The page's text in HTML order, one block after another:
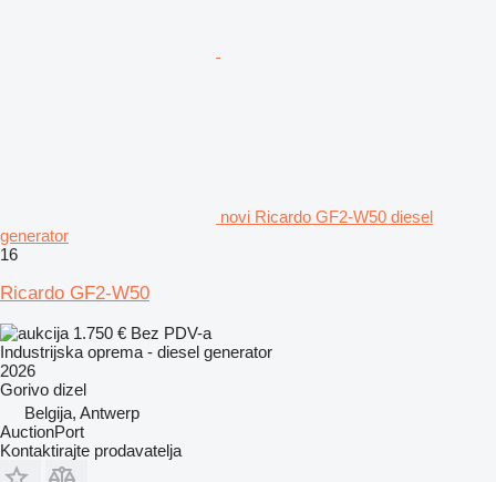
novi Ricardo GF2-W50 diesel
generator
16
Ricardo GF2-W50
1.750 € Bez PDV-a
Industrijska oprema - diesel generator
2026
Gorivo dizel
Belgija, Antwerp
AuctionPort
Kontaktirajte prodavatelja